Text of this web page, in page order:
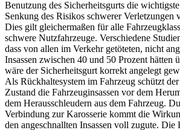
Benutzung des Sicherheitsgurts die
Senkung des Risikos schwerer Verletzungen
Dies gilt gleichermaßen für alle
schwere Nutzfahrzeuge. Verschiedene
dass von allen im Verkehr getöteten, nicht
Insassen zwischen 40 und 50 Prozent hätten
wäre der Sicherheitsgurt korrekt angelegt
Als Rückhaltesystem im Fahrzeug schützt
Zustand die Fahrzeuginsassen vor dem
dem Herausschleudern aus dem Fahrzeug.
Verbindung zur Karosserie kommt die
den angeschnallten Insassen voll zugute. Die